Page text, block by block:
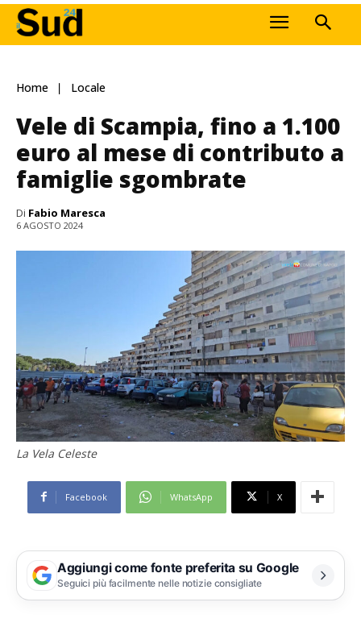
Home Locale
Vele di Scampia, fino a 1.100
euro al mese di contributo a
famiglie sgombrate
Di Fabio Maresca
6 AGOSTO 2024
La Vela Celeste
Facebook WhatsApp X
Aggiungi come fonte preferita su Google
Seguici più facilmente nelle notizie consigliate